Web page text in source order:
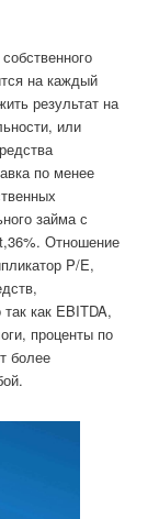
на каждый
результат на
или
по менее
займа с
Отношение
P/E,
как EBITDA,
проценты по
более